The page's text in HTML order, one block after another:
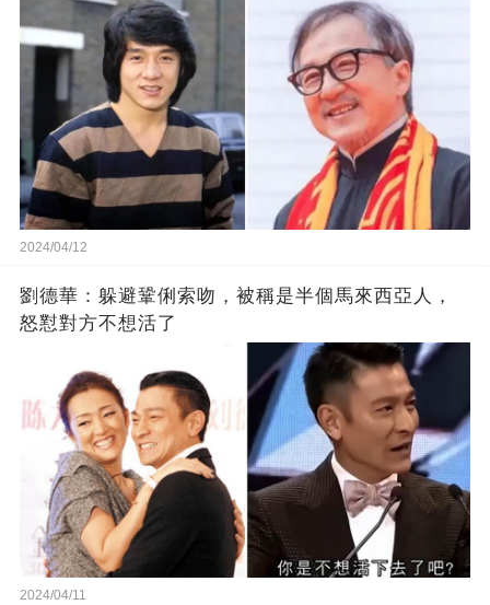
2024/04/12
劉德華：躲避鞏俐索吻，被稱是半個馬來西亞人，
怒懟對方不想活了
2024/04/11